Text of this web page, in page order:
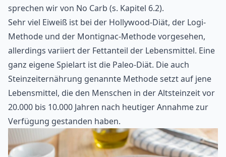
sprechen wir von No Carb (s. Kapitel 6.2).
Sehr viel Eiweiß ist bei der Hollywood-Diät, der Logi-
Methode und der Montignac-Methode vorgesehen,
allerdings variiert der Fettanteil der Lebensmittel. Eine
ganz eigene Spielart ist die Paleo-Diät. Die auch
Steinzeiternährung genannte Methode setzt auf jene
Lebensmittel, die den Menschen in der Altsteinzeit vor
20.000 bis 10.000 Jahren nach heutiger Annahme zur
Verfügung gestanden haben.